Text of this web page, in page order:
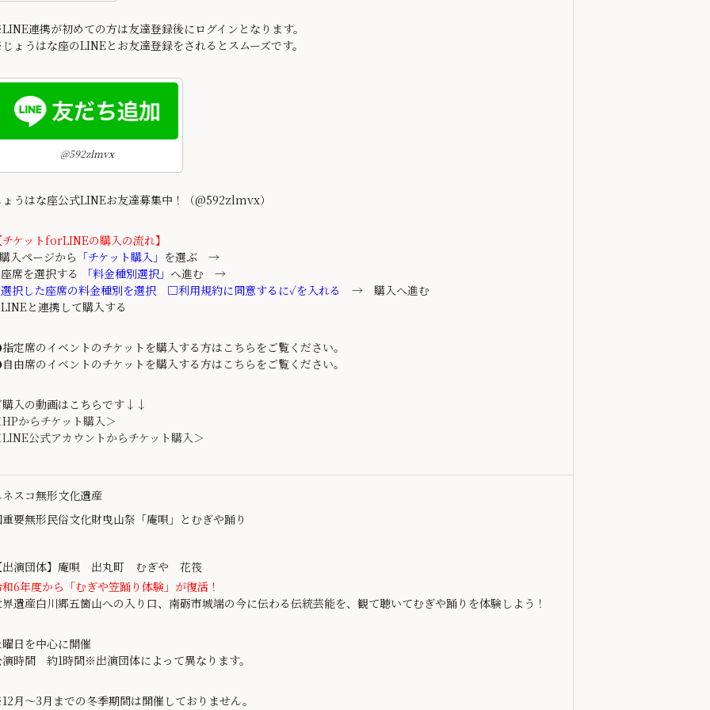
連携が初めての方は友達登録後にログインとなります。
ょうはな座のLINEとお友達登録をされるとスムーズです。
@592zlmvx
うはな座公式LINEお友達募集中！（@592zlmvx）
ケットforLINEの購入の流れ】
入ページから 「チケット購入」 を選ぶ →
席を選択する
「料金種別選択」 へ進む →
選択した座席の料金種別を選択 □利用規約に同意するに✓を入れる
→ 購入へ進む
と連携して購入する
定席のイベントのチケットを購入する方は こちら をご覧ください。
由席のイベントのチケットを購入する方は こちら をご覧ください。
購入の動画はこちらです↓↓
からチケット購入＞
公式アカウントからチケット購入＞
スコ無形文化遺産
要無形民俗文化財曳山祭「庵唄」とむぎや踊り
出演団体】庵唄 出丸町 むぎや 花筏
6年度から「むぎや笠踊り体験」が復活！
遺産白川郷五箇山への入り口、南砺市城端の今に伝わる伝統芸能を、観て聴いてむぎや踊りを体験しよう！
日を中心に開催
時間 約1時間※出演団体によって異なります。
月～3月までの冬季期間は開催しておりません。